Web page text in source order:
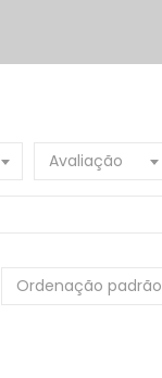
Avaliação
Ordenação padrão